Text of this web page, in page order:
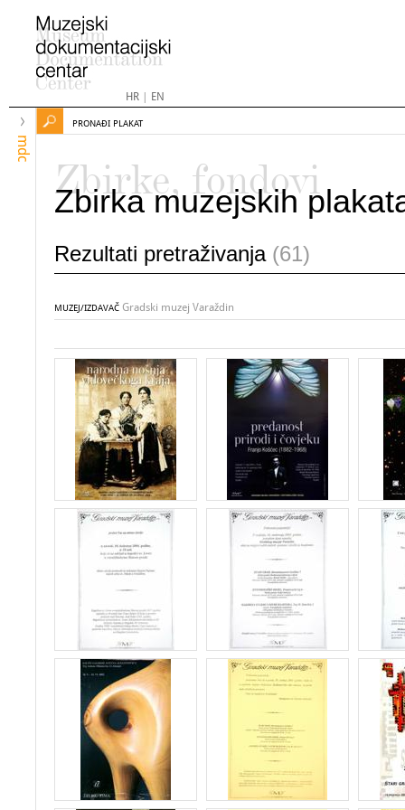
HR| EN
mdc
PRONAĐI PLAKAT
Zbirke, fondovi
Zbirka muzejskih
Rezultati pretraživanja (61)
MUZEJ/IZDAVAČ Gradski muzej Varaždin